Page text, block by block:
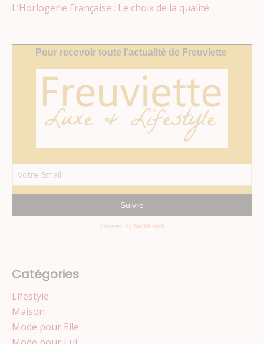
L’Horlogerie Française : Le choix de la qualité
Catégories
Lifestyle
Maison
Mode pour Elle